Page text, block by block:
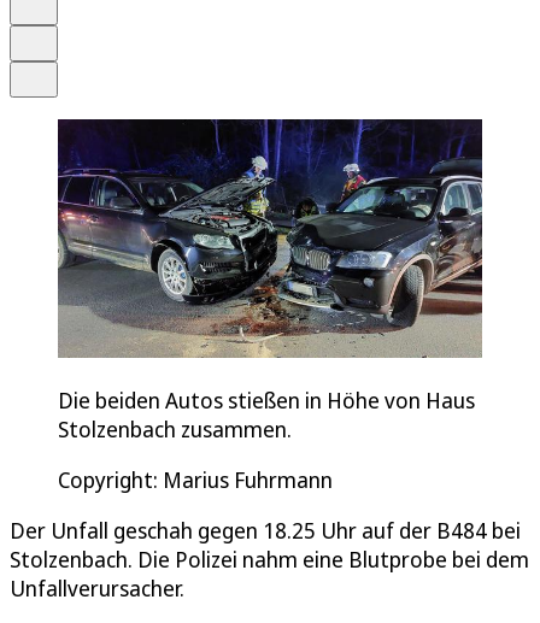
Die beiden Autos stießen in Höhe von Haus
Stolzenbach zusammen.
Copyright: Marius Fuhrmann
Der Unfall geschah gegen 18.25 Uhr auf der B484 bei
Stolzenbach. Die Polizei nahm eine Blutprobe bei dem
Unfallverursacher.